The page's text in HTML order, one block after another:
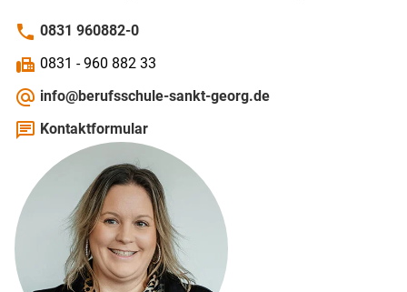
phone 0831 960882-0
fax 0831 - 960 882 33
alternate_email info@berufsschule-sankt-georg.de
chat Kontaktformular